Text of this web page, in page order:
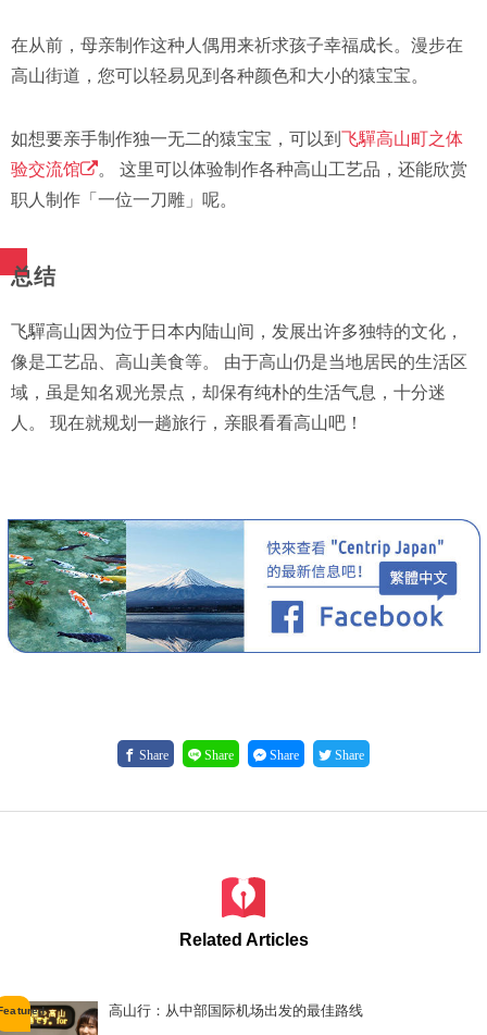
在从前，母亲制作这种人偶用来祈求孩子幸福成长。漫步在
高山街道，您可以轻易见到各种颜色和大小的猿宝宝。
如想要亲手制作独一无二的猿宝宝，可以到 飞驒高山町之体
验交流馆
。 这里可以体验制作各种高山工艺品，还能欣赏
职人制作「一位一刀雕」呢。
总结
飞驒高山因为位于日本内陆山间，发展出许多独特的文化，
像是工艺品、高山美食等。 由于高山仍是当地居民的生活区
域，虽是知名观光景点，却保有纯朴的生活气息，十分迷
人。 现在就规划一趟旅行，亲眼看看高山吧！
Share Share Share Share
Related Articles
高山行：从中部国际机场出发的最佳路线